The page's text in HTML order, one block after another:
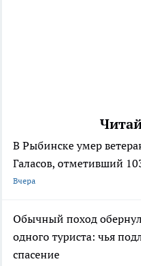
В Рыбинске умер
Галасов, отметивший
Вчера
Обычный поход
одного туриста: чья
спасение